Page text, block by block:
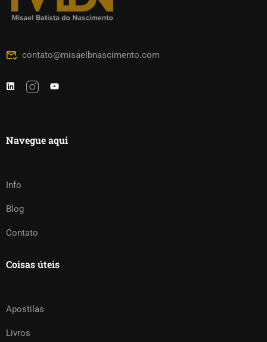
contato@misaelbnascimento.com
Navegue aqui
Info
Blog
Contato
Coisas úteis
Apostilas
Livros